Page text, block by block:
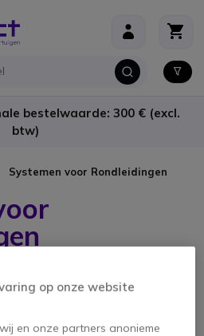
bestelwaarde: 300 € (excl.
btw)
Systemen voor Rondleidingen
op onze website
en onze partners anonieme